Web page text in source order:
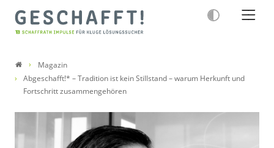
Magazin
Abgeschafft!* – Tradition ist kein Stillstand – warum Herkunft und
Fortschritt zusammengehören